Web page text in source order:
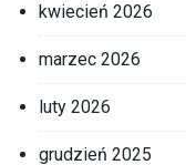
kwiecień 2026
marzec 2026
luty 2026
grudzień 2025